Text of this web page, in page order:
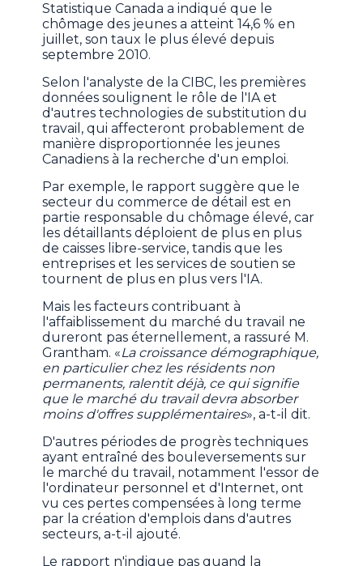
Statistique Canada a indiqué que le
chômage des jeunes a atteint 14,6 % en
juillet, son taux le plus élevé depuis
septembre 2010.
Selon l'analyste de la CIBC, les premières
données soulignent le rôle de l'IA et
d'autres technologies de substitution du
travail, qui affecteront probablement de
manière disproportionnée les jeunes
Canadiens à la recherche d'un emploi.
Par exemple, le rapport suggère que le
secteur du commerce de détail est en
partie responsable du chômage élevé, car
les détaillants déploient de plus en plus
de caisses libre-service, tandis que les
entreprises et les services de soutien se
tournent de plus en plus vers l'IA.
Mais les facteurs contribuant à
l'affaiblissement du marché du travail ne
dureront pas éternellement, a rassuré M.
Grantham. «La croissance démographique,
en particulier chez les résidents non
permanents, ralentit déjà, ce qui signifie
que le marché du travail devra absorber
moins d'offres supplémentaires», a-t-il dit.
D'autres périodes de progrès techniques
ayant entraîné des bouleversements sur
le marché du travail, notamment l'essor de
l'ordinateur personnel et d'Internet, ont
vu ces pertes compensées à long terme
par la création d'emplois dans d'autres
secteurs, a-t-il ajouté.
Le rapport n'indique pas quand la